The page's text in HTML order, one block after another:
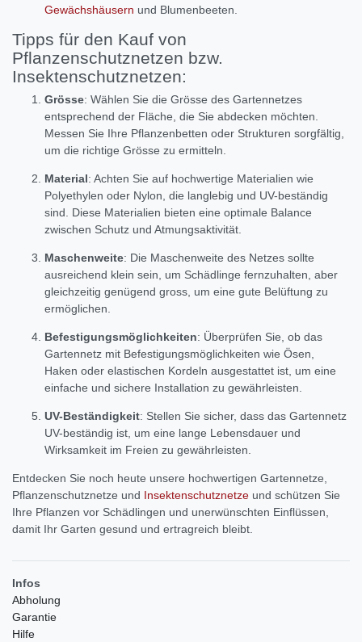
Gewächshäusern und Blumenbeeten.
Tipps für den Kauf von
Pflanzenschutznetzen bzw.
Insektenschutznetzen:
Grösse: Wählen Sie die Grösse des Gartennetzes
entsprechend der Fläche, die Sie abdecken möchten.
Messen Sie Ihre Pflanzenbetten oder Strukturen sorgfältig,
um die richtige Grösse zu ermitteln.
Material: Achten Sie auf hochwertige Materialien wie
Polyethylen oder Nylon, die langlebig und UV-beständig
sind. Diese Materialien bieten eine optimale Balance
zwischen Schutz und Atmungsaktivität.
Maschenweite: Die Maschenweite des Netzes sollte
ausreichend klein sein, um Schädlinge fernzuhalten, aber
gleichzeitig genügend gross, um eine gute Belüftung zu
ermöglichen.
Befestigungsmöglichkeiten: Überprüfen Sie, ob das
Gartennetz mit Befestigungsmöglichkeiten wie Ösen,
Haken oder elastischen Kordeln ausgestattet ist, um eine
einfache und sichere Installation zu gewährleisten.
UV-Beständigkeit: Stellen Sie sicher, dass das Gartennetz
UV-beständig ist, um eine lange Lebensdauer und
Wirksamkeit im Freien zu gewährleisten.
Entdecken Sie noch heute unsere hochwertigen Gartennetze,
Pflanzenschutznetze und Insektenschutznetze und schützen Sie
Ihre Pflanzen vor Schädlingen und unerwünschten Einflüssen,
damit Ihr Garten gesund und ertragreich bleibt.
Infos
Abholung
Garantie
Hilfe